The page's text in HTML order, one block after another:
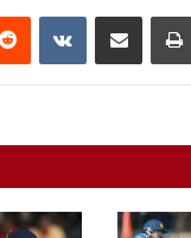
Reddit VKontakteShare via Email